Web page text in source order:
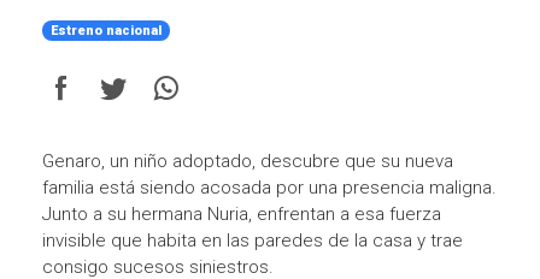
Estreno nacional
Genaro, un niño adoptado, descubre que su nueva
familia está siendo acosada por una presencia maligna.
Junto a su hermana Nuria, enfrentan a esa fuerza
invisible que habita en las paredes de la casa y trae
consigo sucesos siniestros.